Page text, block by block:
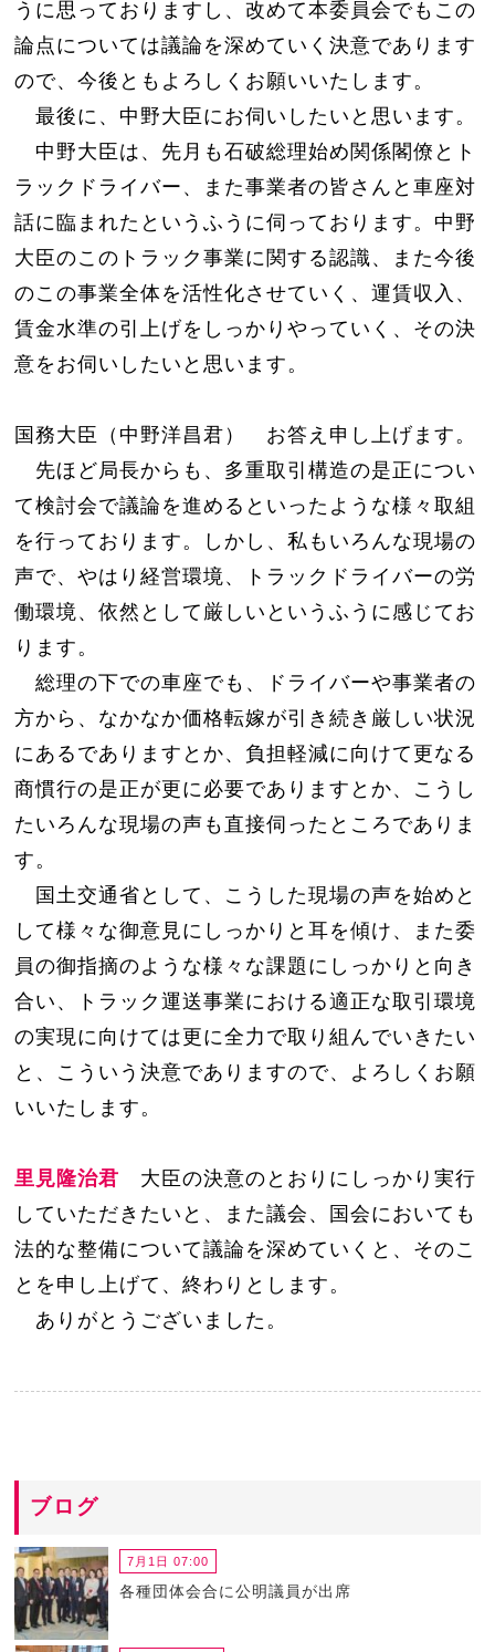
うに思っておりますし、改めて本委員会でもこの
論点については議論を深めていく決意であります
ので、今後ともよろしくお願いいたします。
最後に、中野大臣にお伺いしたいと思います。
中野大臣は、先月も石破総理始め関係閣僚とト
ラックドライバー、また事業者の皆さんと車座対
話に臨まれたというふうに伺っております。中野
大臣のこのトラック事業に関する認識、また今後
のこの事業全体を活性化させていく、運賃収入、
賃金水準の引上げをしっかりやっていく、その決
意をお伺いしたいと思います。
国務大臣（中野洋昌君） お答え申し上げます。
先ほど局長からも、多重取引構造の是正につい
て検討会で議論を進めるといったような様々取組
を行っております。しかし、私もいろんな現場の
声で、やはり経営環境、トラックドライバーの労
働環境、依然として厳しいというふうに感じてお
ります。
総理の下での車座でも、ドライバーや事業者の
方から、なかなか価格転嫁が引き続き厳しい状況
にあるでありますとか、負担軽減に向けて更なる
商慣行の是正が更に必要でありますとか、こうし
たいろんな現場の声も直接伺ったところでありま
す。
国土交通省として、こうした現場の声を始めと
して様々な御意見にしっかりと耳を傾け、また委
員の御指摘のような様々な課題にしっかりと向き
合い、トラック運送事業における適正な取引環境
の実現に向けては更に全力で取り組んでいきたい
と、こういう決意でありますので、よろしくお願
いいたします。
里見隆治君 大臣の決意のとおりにしっかり実行
していただきたいと、また議会、国会においても
法的な整備について議論を深めていくと、そのこ
とを申し上げて、終わりとします。
ありがとうございました。
ブログ
7月1日 07:00
各種団体会合に公明議員が出席